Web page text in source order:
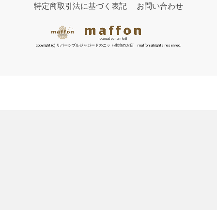
特定商取引法に基づく表記
お問い合わせ
copyright (c) リバーシブルジャガードのニット生地のお店 maffon all rights reserved.